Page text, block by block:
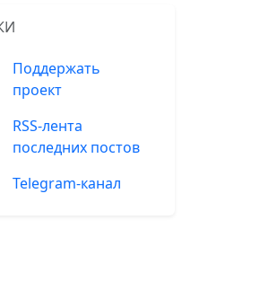
Поддержать
проект
RSS-лента
последних постов
Telegram-канал